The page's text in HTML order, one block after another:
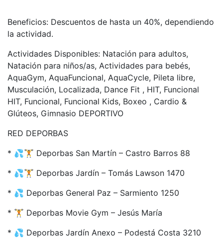
Beneficios: Descuentos de hasta un 40%, dependiendo
la actividad.
Actividades Disponibles: Natación para adultos,
Natación para niños/as, Actividades para bebés,
AquaGym, AquaFuncional, AquaCycle, Pileta libre,
Musculación, Localizada, Dance Fit , HIT, Funcional
HIT, Funcional, Funcional Kids, Boxeo , Cardio &
Glúteos, Gimnasio DEPORTIVO
RED DEPORBAS
* 💦🏋️ Deporbas San Martín – Castro Barros 88
* 💦🏋️ Deporbas Jardín – Tomás Lawson 1470
* 💦 Deporbas General Paz – Sarmiento 1250
* 🏋️ Deporbas Movie Gym – Jesús María
* 💦 Deporbas Jardín Anexo – Podestá Costa 3210